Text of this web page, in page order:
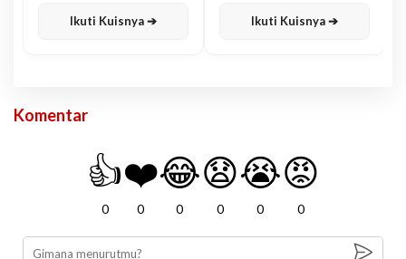
Ikuti Kuisnya ➔ Ikuti Kuisnya ➔
Komentar
👍
0
❤️
0
😂
0
😧
0
😭
0
😡
0